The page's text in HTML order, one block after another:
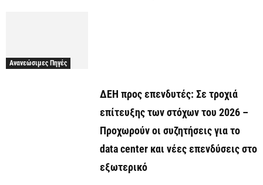
Ανανεώσιμες Πηγές
ΔΕΗ προς επενδυτές: Σε τροχιά
επίτευξης των στόχων του 2026 –
Προχωρούν οι συζητήσεις για το
data center και νέες επενδύσεις στο
εξωτερικό